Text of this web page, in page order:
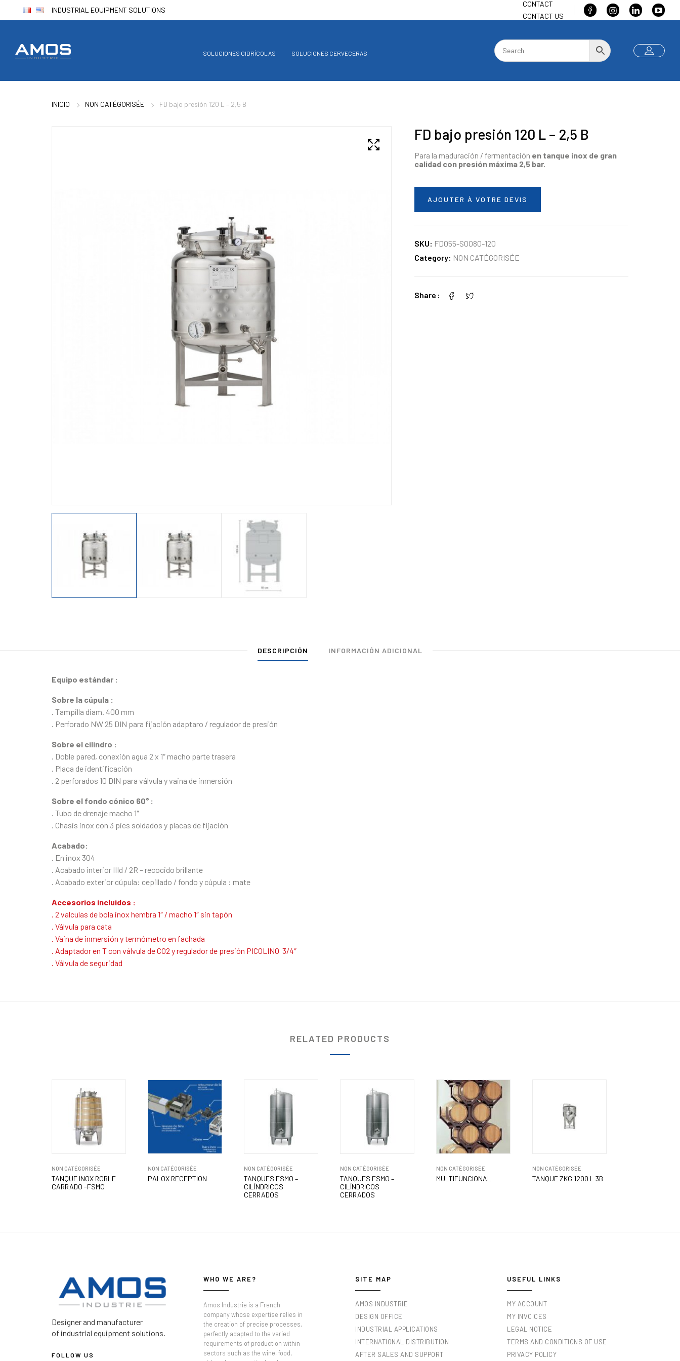
INDUSTRIAL EQUIPMENT SOLUTIONS
CONTACT
CONTACT US
SOLUCIONES CIDRÍCOLAS SOLUCIONES CERVECERAS
INICIO NON CATÉGORISÉE FD bajo presión 120 L – 2,5 B
FD bajo presión 120 L – 2,5 B
Para la maduración / fermentación en tanque inox de gran
calidad con presión máxima 2,5 bar.
AJOUTER À VOTRE DEVIS
SKU: FD055-S0080-120
Category: NON CATÉGORISÉE
Share
DESCRIPCIÓN INFORMACIÓN ADICIONAL
Equipo estándar :
Sobre la cúpula :
. Tampilla diam. 400 mm
. Perforado NW 25 DIN para fijación adaptaro / regulador de presión
Sobre el cilindro :
. Doble pared, conexión agua 2 x 1″ macho parte trasera
. Placa de identificación
. 2 perforados 10 DIN para válvula y vaina de inmersión
Sobre el fondo cónico 60° :
. Tubo de drenaje macho 1″
. Chasis inox con 3 pies soldados y placas de fijación
Acabado:
. En inox 304
. Acabado interior IIId / 2R – recocido brillante
. Acabado exterior cúpula: cepillado / fondo y cúpula : mate
Accesorios incluidos :
. 2 valculas de bola inox hembra 1″ / macho 1″ sin tapón
. Válvula para cata
. Vaina de inmersión y termómetro en fachada
. Adaptador en T con válvula de CO2 y regulador de presión PICOLINO 3/4″
. Válvula de seguridad
RELATED PRODUCTS
NON CATÉGORISÉE
TANQUE INOX ROBLE
CARRADO -FSMO
NON CATÉGORISÉE
PALOX RECEPTION
NON CATÉGORISÉE
TANQUES FSMO –
CILÍNDRICOS
CERRADOS
NON CATÉGORISÉE
TANQUES FSMO –
CILÍNDRICOS
CERRADOS
NON CATÉGORISÉE
MULTIFUNCIONAL
NON CATÉGORISÉE
TANQUE ZKG 1200 L 3B
Designer and manufacturer
of industrial equipment solutions.
FOLLOW US
WHO WE ARE?
Amos Industrie is a French
company whose expertise relies in
the creation of precise processes,
perfectly adapted to the varied
requirements of production within
sectors such as the wine, food,
SITE MAP
AMOS INDUSTRIE
DESIGN OFFICE
INDUSTRIAL APPLICATIONS
INTERNATIONAL DISTRIBUTION
AFTER SALES AND SUPPORT
USEFUL LINKS
MY ACCOUNT
MY INVOICES
LEGAL NOTICE
TERMS AND CONDITIONS OF USE
PRIVACY POLICY